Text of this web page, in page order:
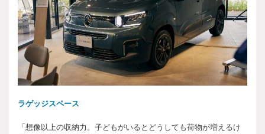
ラゲッジスペース
「想像以上の収納力。子どもがいるとどうしても荷物が増えるけ